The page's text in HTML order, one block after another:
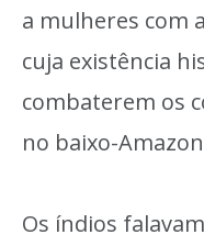
a mulheres com
cuja existência
combaterem os
no baixo-
Os índios